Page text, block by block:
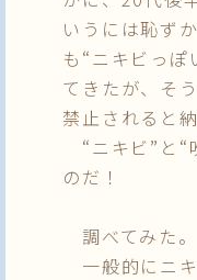
いうには恥ず
も“ニキビっぽ
てきたが、そ
禁止されると
“ニキビ”と“
のだ！
調べてみた。
一般的にニ